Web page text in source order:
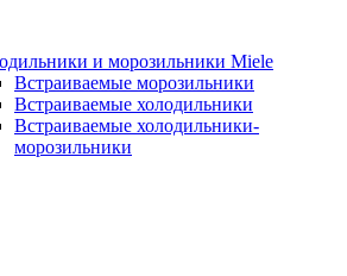
и морозильники Miele
Встраиваемые морозильники
Встраиваемые холодильники
Встраиваемые холодильники-
морозильники